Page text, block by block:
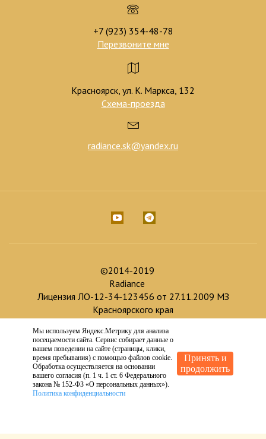
+7 (923) 354-48-78
Перезвоните мне
Красноярск, ул. К. Маркса, 132
Схема-проезда
radiance.sk@yandex.ru
©2014-2019
Radiance
Лицензия ЛО-12-34-123456 от 27.11.2009 МЗ
Красноярского края
Доработка и продвижение :
Создание сайта :
ИМЕЮТСЯ ПРОТИВОПОКАЗАНИЯ.
Мы используем Яндекс.Метрику для анализа
посещаемости сайта. Сервис собирает данные о
вашем поведении на сайте (страницы, клики,
время пребывания) с помощью файлов cookie.
Обработка осуществляется на основании
вашего согласия (п. 1 ч. 1 ст. 6 Федерального
закона № 152-ФЗ «О персональных данных»).
Политика конфиденциальности
Принять и
продолжить